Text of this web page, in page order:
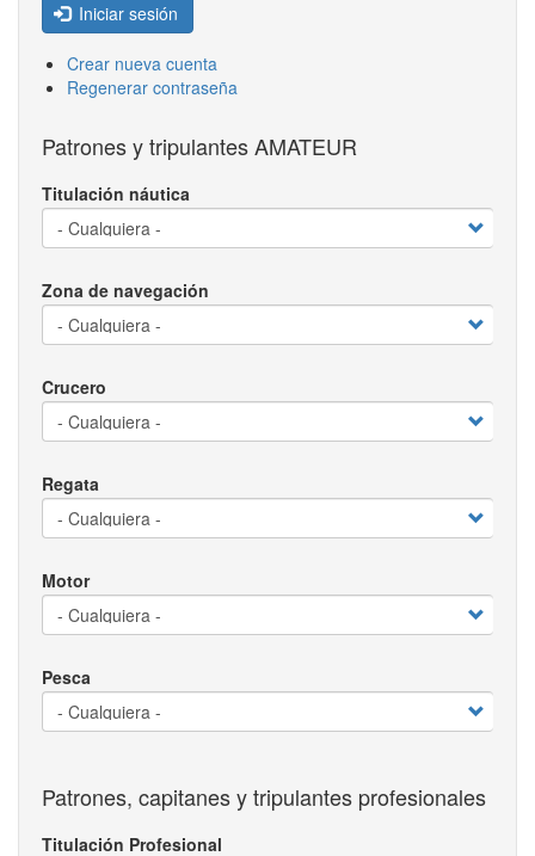
Iniciar sesión
Crear nueva cuenta
Regenerar contraseña
Patrones y tripulantes AMATEUR
Titulación náutica
Zona de navegación
Crucero
Regata
Motor
Pesca
Patrones, capitanes y tripulantes profesionales
Titulación Profesional